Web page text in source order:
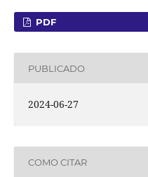
PDF
PUBLICADO
2024-06-27
COMO CITAR